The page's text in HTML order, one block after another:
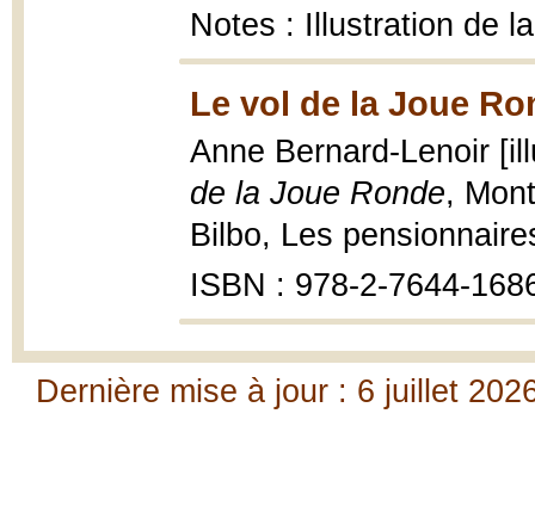
Notes : Illustration de
Le vol de la Joue
Anne Bernard-Lenoir
de la Joue Ronde,
Bilbo, Les
ISBN : 978-2-7644-
Dernière mise à jour : 6 juillet